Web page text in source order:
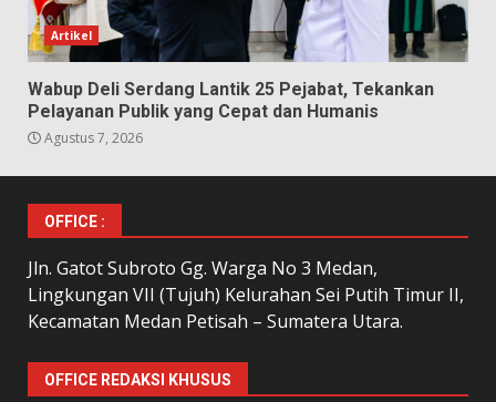
Artikel
Wabup Deli Serdang Lantik 25 Pejabat, Tekankan
Pelayanan Publik yang Cepat dan Humanis
Agustus 7, 2026
OFFICE :
Jln. Gatot Subroto Gg. Warga No 3 Medan,
Lingkungan VII (Tujuh) Kelurahan Sei Putih Timur II,
Kecamatan Medan Petisah – Sumatera Utara.
OFFICE REDAKSI KHUSUS